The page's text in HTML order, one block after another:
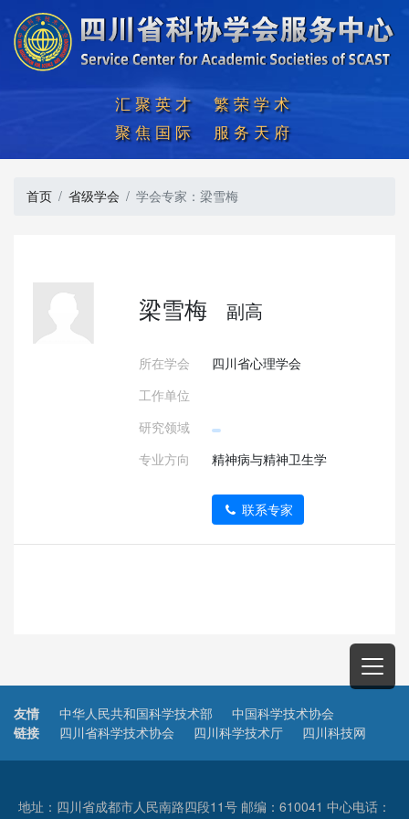
汇聚英才  繁荣学术
聚焦国际  服务天府
首页 省级学会 学会专家：梁雪梅
梁雪梅 副高
所在学会
四川省心理学会
工作单位
研究领域
专业方向
精神病与精神卫生学
联系专家
友情
链接
中华人民共和国科学技术部
中国科学技术协会
四川省科学技术协会
四川科学技术厅 四川科技网
地址：四川省成都市人民南路四段11号 邮编：610041 中心电话：